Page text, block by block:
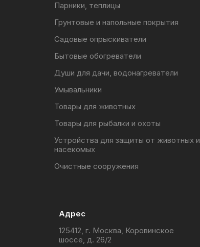
Парники, теплицы
Грунтовые и напольные покрытия
Садовые опрыскиватели
Бытовые обогреватели
Души для дачи, водонагреватели
Умывальники
Товары для животных
Товары для рыбалки и охоты
Устройства для защиты от животных и
насекомых
Очистные сооружения
Адрес
125412, г. Москва, Коровинское
шоссе, д. 26/2